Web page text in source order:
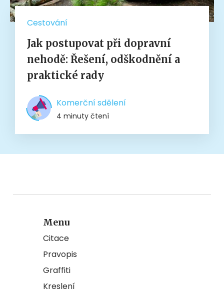
Cestování
Jak postupovat při dopravní
nehodě: Řešení, odškodnění a
praktické rady
Komerční sdělení
4 minuty čtení
Menu
Citace
Pravopis
Graffiti
Kreslení